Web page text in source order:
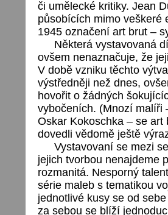
či umělecké kritiky. Jean
působících mimo veškeré
1945 označení art brut –
Některá vystavovaná
ovšem nenaznačuje, že
V době vzniku těchto
výstředněji než dnes,
hovořit o žádných
vybočeních. (Mnozí malíři
Oskar Kokoschka – se
dovedli vědomě ještě
Vystavovaní se mezi
jejich tvorbou nenajdeme
rozmanitá. Nesporný
série maleb s tematikou
jednotlivé kusy se od
za sebou se blíží